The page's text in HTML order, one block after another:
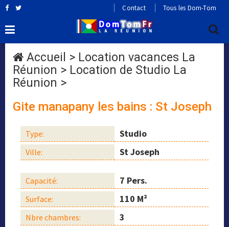
Contact Tous les Dom-Tom
Accueil > Location vacances La
Réunion > Location de Studio La
Réunion >
Gite manapany les bains : St Joseph
Type: Studio
Ville: St Joseph
Capacité: 7 Pers.
Surface: 110 M²
Nbre chambres: 3